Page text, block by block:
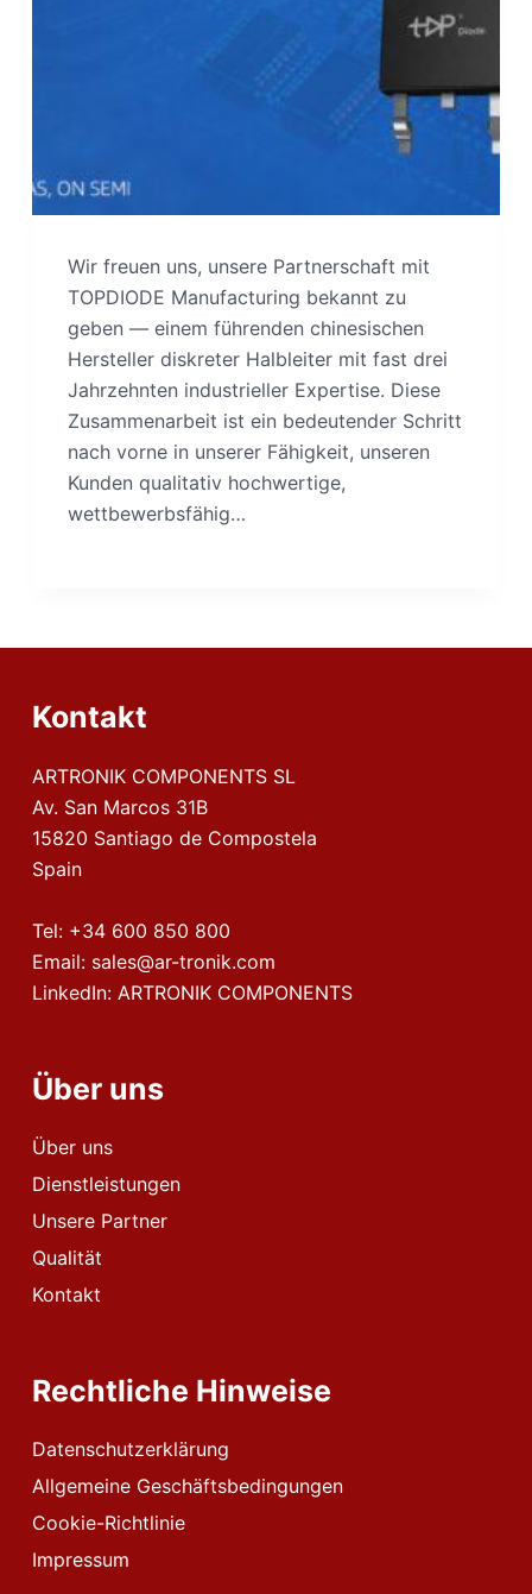
Wir freuen uns, unsere Partnerschaft mit
TOPDIODE Manufacturing bekannt zu
geben — einem führenden chinesischen
Hersteller diskreter Halbleiter mit fast drei
Jahrzehnten industrieller Expertise. Diese
Zusammenarbeit ist ein bedeutender Schritt
nach vorne in unserer Fähigkeit, unseren
Kunden qualitativ hochwertige,
wettbewerbsfähig…
Kontakt
ARTRONIK COMPONENTS SL
Av. San Marcos 31B
15820 Santiago de Compostela
Spain
Tel: +34 600 850 800
Email: sales@ar-tronik.com
LinkedIn: ARTRONIK COMPONENTS
Über uns
Über uns
Dienstleistungen
Unsere Partner
Qualität
Kontakt
Rechtliche Hinweise
Datenschutzerklärung
Allgemeine Geschäftsbedingungen
Cookie-Richtlinie
Impressum